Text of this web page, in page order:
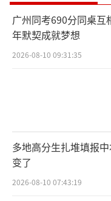
广州同考690分同桌互
年默契成就梦想
2026-08-10 09:31:35
多地高分生扎堆填报
变了
2026-08-10 07:43:19